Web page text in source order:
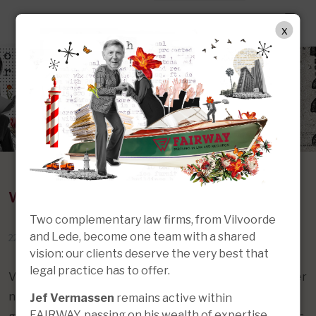
NIEUWS & INZICHTEN
Wanneer ben je erfgenaam?
22 okt 2021
Voor velen onder ons is het een moment waar we liever
niet aan denken, namelijk het verliezen van een
Two complementary law firms, from Vilvoorde
and Lede, become one team with a shared
vision: our clients deserve the very best that
legal practice has to offer.
Jef Vermassen remains active within
x